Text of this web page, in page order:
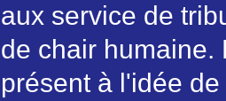
aux service de
de chair humaine.
présent à l'idée